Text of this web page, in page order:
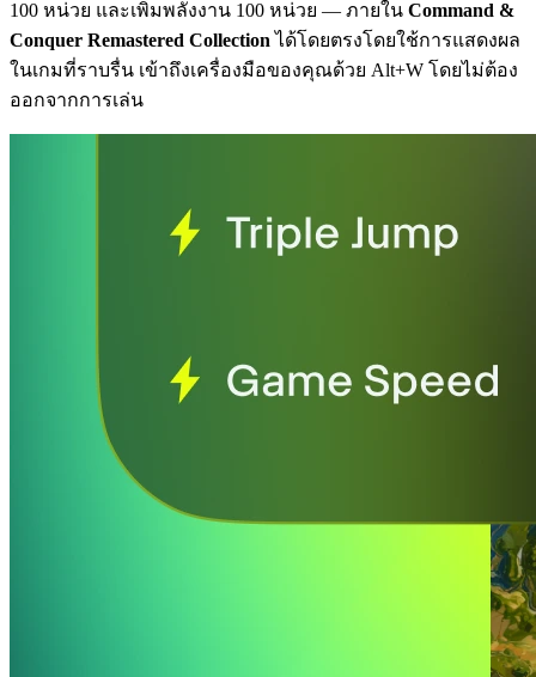
100 หน่วย และเพิ่มพลังงาน 100 หน่วย — ภายใน Command &
Conquer Remastered Collection ได้โดยตรงโดยใช้การแสดงผล
ในเกมที่ราบรื่น เข้าถึงเครื่องมือของคุณด้วย Alt+W โดยไม่ต้อง
ออกจากการเล่น